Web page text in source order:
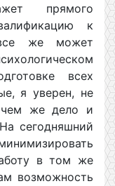
прямого
к
же может
всех
я уверен, не
чем же дело и
сегодняшний
в том же
возможность